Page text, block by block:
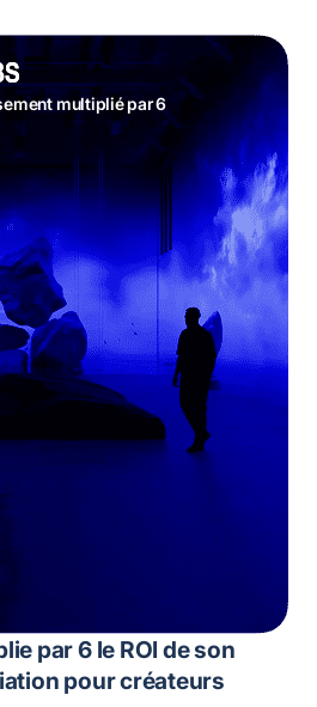
multiplié par 6
par 6 le ROI de son
pour créateurs